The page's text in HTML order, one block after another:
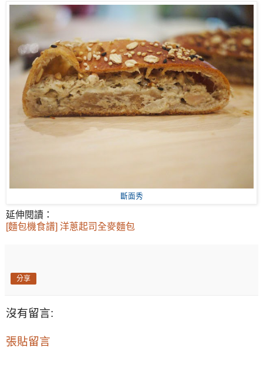
斷面秀
延伸閱讀：
[麵包機食譜] 洋蔥起司全麥麵包
分享
沒有留言:
張貼留言